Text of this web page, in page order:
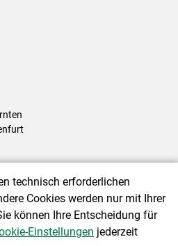
|Barrierefreiheit|
technisch erforderlichen
Cookies werden nur mit Ihrer
können Ihre Entscheidung für
Einstellungen jederzeit